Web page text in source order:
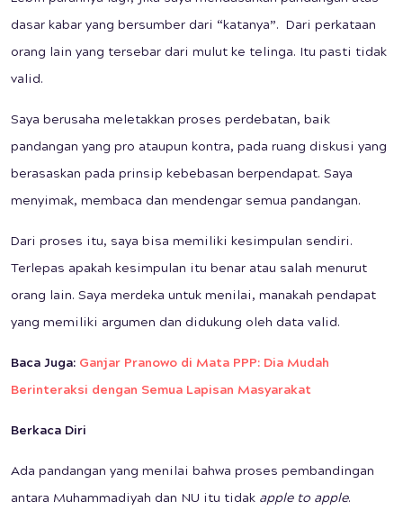
dasar kabar yang bersumber dari “katanya”. Dari perkataan
orang lain yang tersebar dari mulut ke telinga. Itu pasti tidak
valid.
Saya berusaha meletakkan proses perdebatan, baik
pandangan yang pro ataupun kontra, pada ruang diskusi yang
berasaskan pada prinsip kebebasan berpendapat. Saya
menyimak, membaca dan mendengar semua pandangan.
Dari proses itu, saya bisa memiliki kesimpulan sendiri.
Terlepas apakah kesimpulan itu benar atau salah menurut
orang lain. Saya merdeka untuk menilai, manakah pendapat
yang memiliki argumen dan didukung oleh data valid.
Baca Juga: Ganjar Pranowo di Mata PPP: Dia Mudah
Berinteraksi dengan Semua Lapisan Masyarakat
Berkaca Diri
Ada pandangan yang menilai bahwa proses pembandingan
antara Muhammadiyah dan NU itu tidak apple to apple.